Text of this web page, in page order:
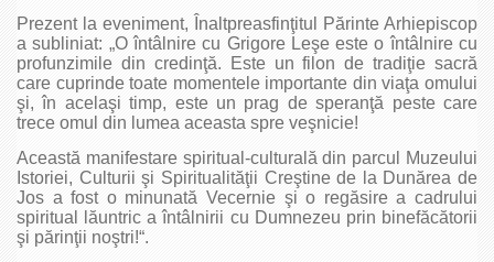
Prezent la eveniment, Înaltpreasfinţitul Părinte Arhiepiscop
a subliniat: „O întâlnire cu Grigore Leşe este o întâlnire cu
profunzimile din credinţă. Este un filon de tradiţie sacră
care cuprinde toate momentele importante din viaţa omului
şi, în acelaşi timp, este un prag de speranţă peste care
trece omul din lumea aceasta spre veşnicie!
Această manifestare spiritual-culturală din parcul Muzeului
Istoriei, Culturii şi Spiritualităţii Creştine de la Dunărea de
Jos a fost o minunată Vecernie şi o regăsire a cadrului
spiritual lăuntric a întâlnirii cu Dumnezeu prin binefăcătorii
şi părinţii noştri!“.